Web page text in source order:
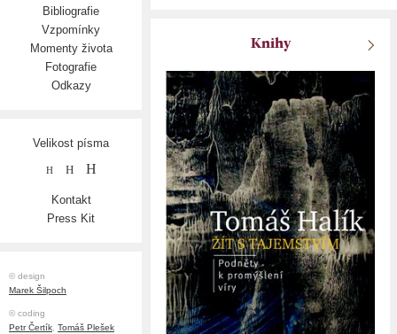
Bibliografie
Vzpomínky
Momenty života
Fotografie
Odkazy
Velikost písma
H H H
Kontakt
Press Kit
© design
Marek Šilpoch
© coding
Petr Čertík, Tomáš Plešek
Knihy